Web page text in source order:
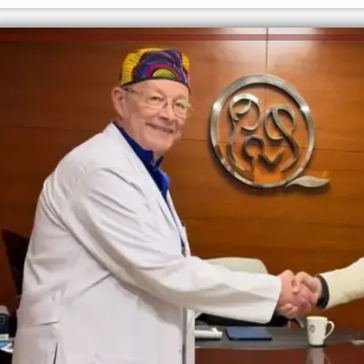
إلهام شرشر تكتب: دي مبقتش كورة..
الكاتبة إلهام شرشر تهنئ الرئيس
السيسي بعيد ميلاده وتُشيد بجهوده
في بناء الدولة